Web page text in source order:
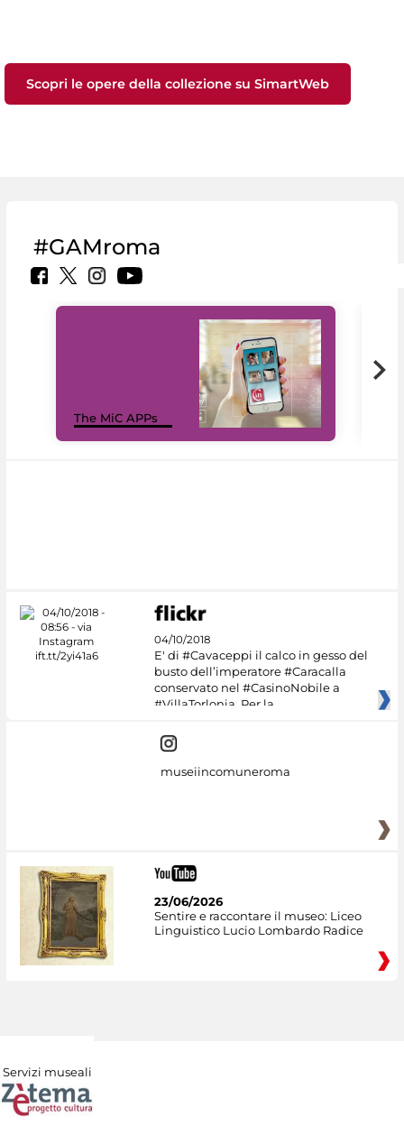
Scopri le opere della collezione su SimartWeb
#GAMroma
The MiC APPs
04/10/2018
E' di #Cavaceppi il calco in gesso del
busto dell’imperatore #Caracalla
conservato nel #CasinoNobile a
#VillaTorlonia. Per la
museiincomuneroma
23/06/2026
Sentire e raccontare il museo: Liceo
Linguistico Lucio Lombardo Radice
Servizi museali